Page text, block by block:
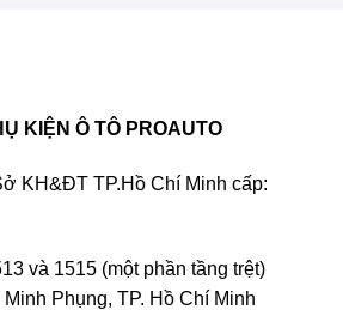
KIỆN Ô TÔ PROAUTO
KH&ĐT TP.Hồ Chí Minh cấp:
và 1515 (một phần tầng trệt)
Phụng, TP. Hồ Chí Minh